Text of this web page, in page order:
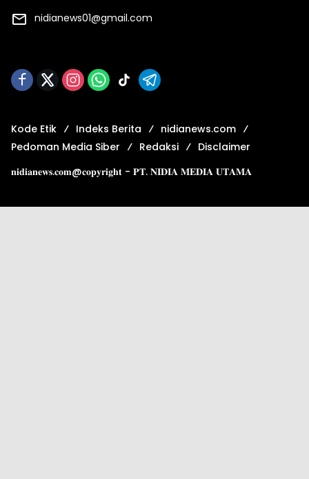
nidianews01@gmail.com
Kode Etik Indeks Berita
nidianews.com
Pedoman Media Siber
Redaksi
Disclaimer
𝐧𝐢𝐝𝐢𝐚𝐧𝐞𝐰𝐬.𝐜𝐨𝐦@𝐜𝐨𝐩𝐲𝐫𝐢𝐠𝐡𝐭 - 𝐏𝐓. 𝐍𝐈𝐃𝐈𝐀 𝐌𝐄𝐃𝐈𝐀 𝐔𝐓𝐀𝐌𝐀